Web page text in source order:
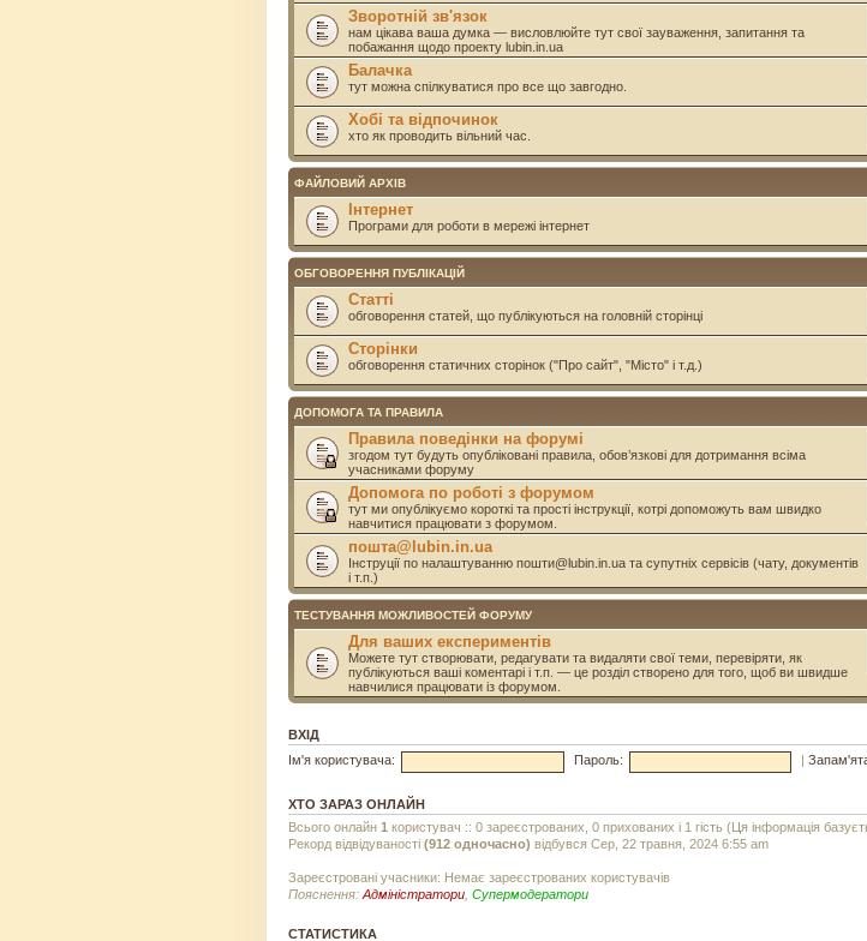
Зворотній зв'язок
нам цікава ваша думка — висловлюйте тут свої зауваження, запитання та
побажання щодо проекту lubin.in.ua
Балачка
тут можна спілкуватися про все що завгодно.
Хобі та відпочинок
хто як проводить вільний час.
ФАЙЛОВИЙ АРХІВ
Інтернет
Програми для роботи в мережі інтернет
ОБГОВОРЕННЯ ПУБЛІКАЦІЙ
Статті
обговорення статей, що публікуються на головній сторінці
Сторінки
обговорення статичних сторінок ("Про сайт", "Місто" і т.д.)
ДОПОМОГА ТА ПРАВИЛА
Правила поведінки на форумі
згодом тут будуть опубліковані правила, обов’язкові для дотримання всіма
учасниками форуму
Допомога по роботі з форумом
тут ми опублікуємо короткі та прості інструкції, котрі допоможуть вам швидко
навчитися працювати з форумом.
пошта@lubin.in.ua
Інструції по налаштуванню пошти@lubin.in.ua та супутніх сервісів (чату, документів
і т.п.)
ТЕСТУВАННЯ МОЖЛИВОСТЕЙ ФОРУМУ
Для ваших експериментів
Можете тут створювати, редагувати та видаляти свої теми, перевіряти, як
публікуються ваші коментарі і т.п. — це розділ створено для того, щоб ви швидше
навчилися працювати із форумом.
ВХІД
Ім'я користувача:
Пароль: |
ХТО ЗАРАЗ ОНЛАЙН
Всього онлайн 1 користувач :: 0 зареєстрованих, 0 прихованих і 1 гість (Ця інформація
Рекорд відвідуваності (912 одночасно) відбувся Сер, 22 травня, 2024 6:55 am
Зареєстровані учасники: Немає зареєстрованих користувачів
Пояснення: Адміністратори Супермодератори
СТАТИСТИКА